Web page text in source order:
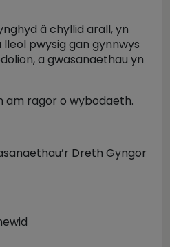
â chyllid arall, yn
pwysig gan gynnwys
a gwasanaethau yn
am ragor o wybodaeth.
Dreth Gyngor